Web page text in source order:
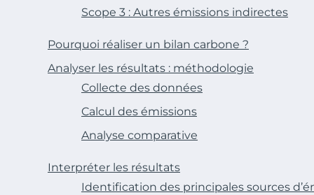
Scope 3 : Autres émissions indirectes
Pourquoi réaliser un bilan carbone ?
Analyser les résultats : méthodologie
Collecte des données
Calcul des émissions
Analyse comparative
Interpréter les résultats
Identification des principales sources